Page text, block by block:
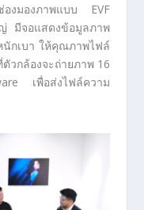
มองภาพแบบ EVF
มีจอแสดงข้อมูลภาพ
กเบา ให้คุณภาพไฟล์
วกล้องจะถ่ายภาพ 16
เพื่อส่งไฟล์ความ